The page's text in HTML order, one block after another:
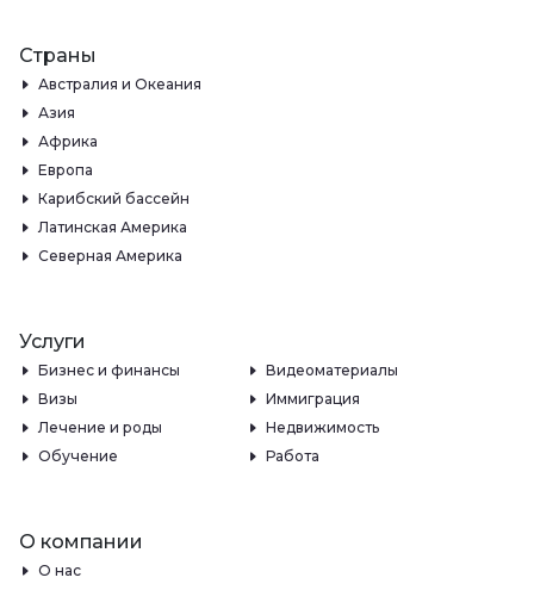
Страны
Австралия и Океания
Азия
Африка
Европа
Карибский бассейн
Латинская Америка
Северная Америка
Услуги
Бизнес и финансы
Видеоматериалы
Визы
Иммиграция
Лечение и роды
Недвижимость
Обучение
Работа
О компании
О нас